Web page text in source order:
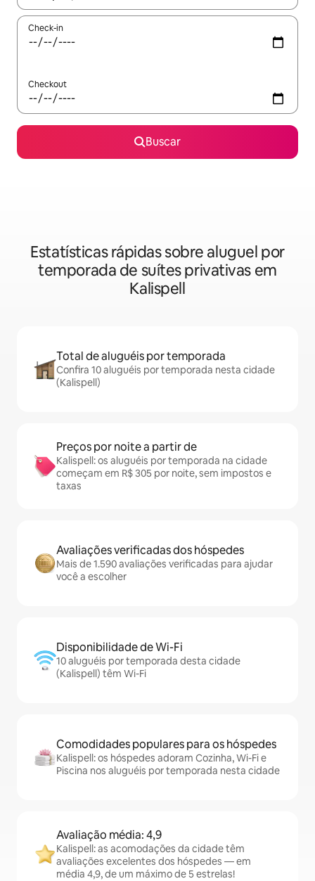
Check-in
Checkout
Buscar
Estatísticas rápidas sobre aluguel por
temporada de suítes privativas em
Kalispell
Total de aluguéis por temporada
Confira 10 aluguéis por temporada nesta cidade
(Kalispell)
Preços por noite a partir de
Kalispell: os aluguéis por temporada na cidade
começam em R$ 305 por noite, sem impostos e
taxas
Avaliações verificadas dos hóspedes
Mais de 1.590 avaliações verificadas para ajudar
você a escolher
Disponibilidade de Wi-Fi
10 aluguéis por temporada desta cidade
(Kalispell) têm Wi-Fi
Comodidades populares para os hóspedes
Kalispell: os hóspedes adoram Cozinha, Wi-Fi e
Piscina nos aluguéis por temporada nesta cidade
Avaliação média: 4,9
Kalispell: as acomodações da cidade têm
avaliações excelentes dos hóspedes — em
média 4,9, de um máximo de 5 estrelas!